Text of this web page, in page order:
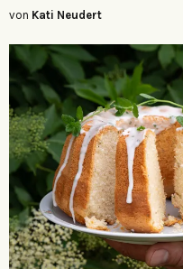
von Kati Neudert